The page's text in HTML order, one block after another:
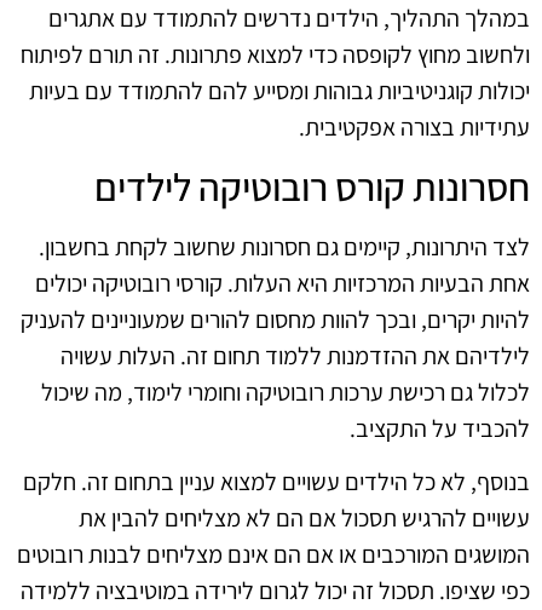
במהלך התהליך, הילדים נדרשים להתמודד עם אתגרים
ולחשוב מחוץ לקופסה כדי למצוא פתרונות. זה תורם לפיתוח
יכולות קוגניטיביות גבוהות ומסייע להם להתמודד עם בעיות
עתידיות בצורה אפקטיבית.
חסרונות קורס רובוטיקה לילדים
לצד היתרונות, קיימים גם חסרונות שחשוב לקחת בחשבון.
אחת הבעיות המרכזיות היא העלות. קורסי רובוטיקה יכולים
להיות יקרים, ובכך להוות מחסום להורים שמעוניינים להעניק
לילדיהם את ההזדמנות ללמוד תחום זה. העלות עשויה
לכלול גם רכישת ערכות רובוטיקה וחומרי לימוד, מה שיכול
להכביד על התקציב.
בנוסף, לא כל הילדים עשויים למצוא עניין בתחום זה. חלקם
עשויים להרגיש תסכול אם הם לא מצליחים להבין את
המושגים המורכבים או אם הם אינם מצליחים לבנות רובוטים
כפי שציפו. תסכול זה יכול לגרום לירידה במוטיבציה ללמידה